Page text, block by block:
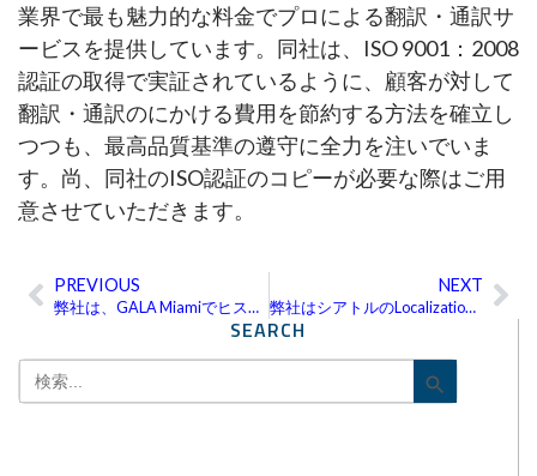
SEARCH
Search
for:
Search
業界で最も魅力的な料金でプロによる翻訳・通訳サ
ービスを提供しています。同社は、ISO 9001：2008
認証の取得で実証されているように、顧客が対して
翻訳・通訳のにかける費用を節約する方法を確立し
つつも、最高品質基準の遵守に全力を注いでいま
す。尚、同社のISO認証のコピーが必要な際はご用
意させていただきます。
Prev
PREVIOUS
弊社は、GALA Miamiでヒスパニック市場オンライン・マーケティングについて講演を行いました。
NEXT
弊社はシアトルのLocalization World 2012でモバイル検索に関する討論を主導しました。